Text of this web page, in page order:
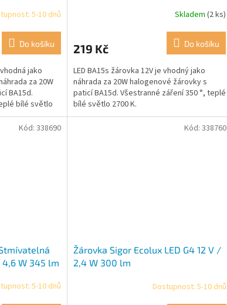
5-10 dnů
Do košíku
jako
za 20W
BA15d.
bílé světlo
Skladem (2 ks)
219 Kč Do košíku
LED BA15s žárovka 12V je vhodný jako
náhrada za 20W halogenové žárovky s
paticí BA15d. Všestranné záření 350 °, teplé
bílé světlo 2700 K.
4,6 W 345 lm
5-10 dnů
Kód: 338690
Žárovka Sigor Ecolux LED G4 12 V /
2,4 W 300 lm
Dostupnost: 5-10 dnů
Kód: 338760